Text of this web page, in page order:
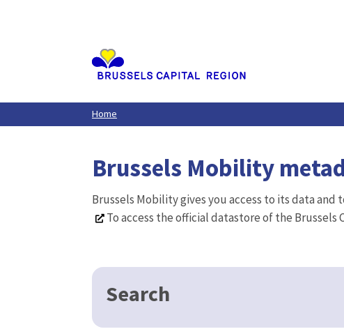
Home
Brussels Mobility
Brussels Mobility gives you access to its data
To access the official datastore of the Brussels
Search